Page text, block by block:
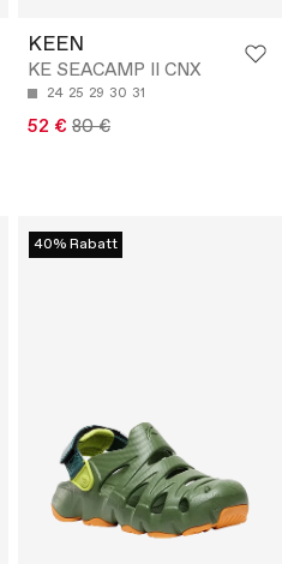
KEEN
KE SEACAMP II CNX
24 25 29 30 31
52 € 80 €
40% Rabatt